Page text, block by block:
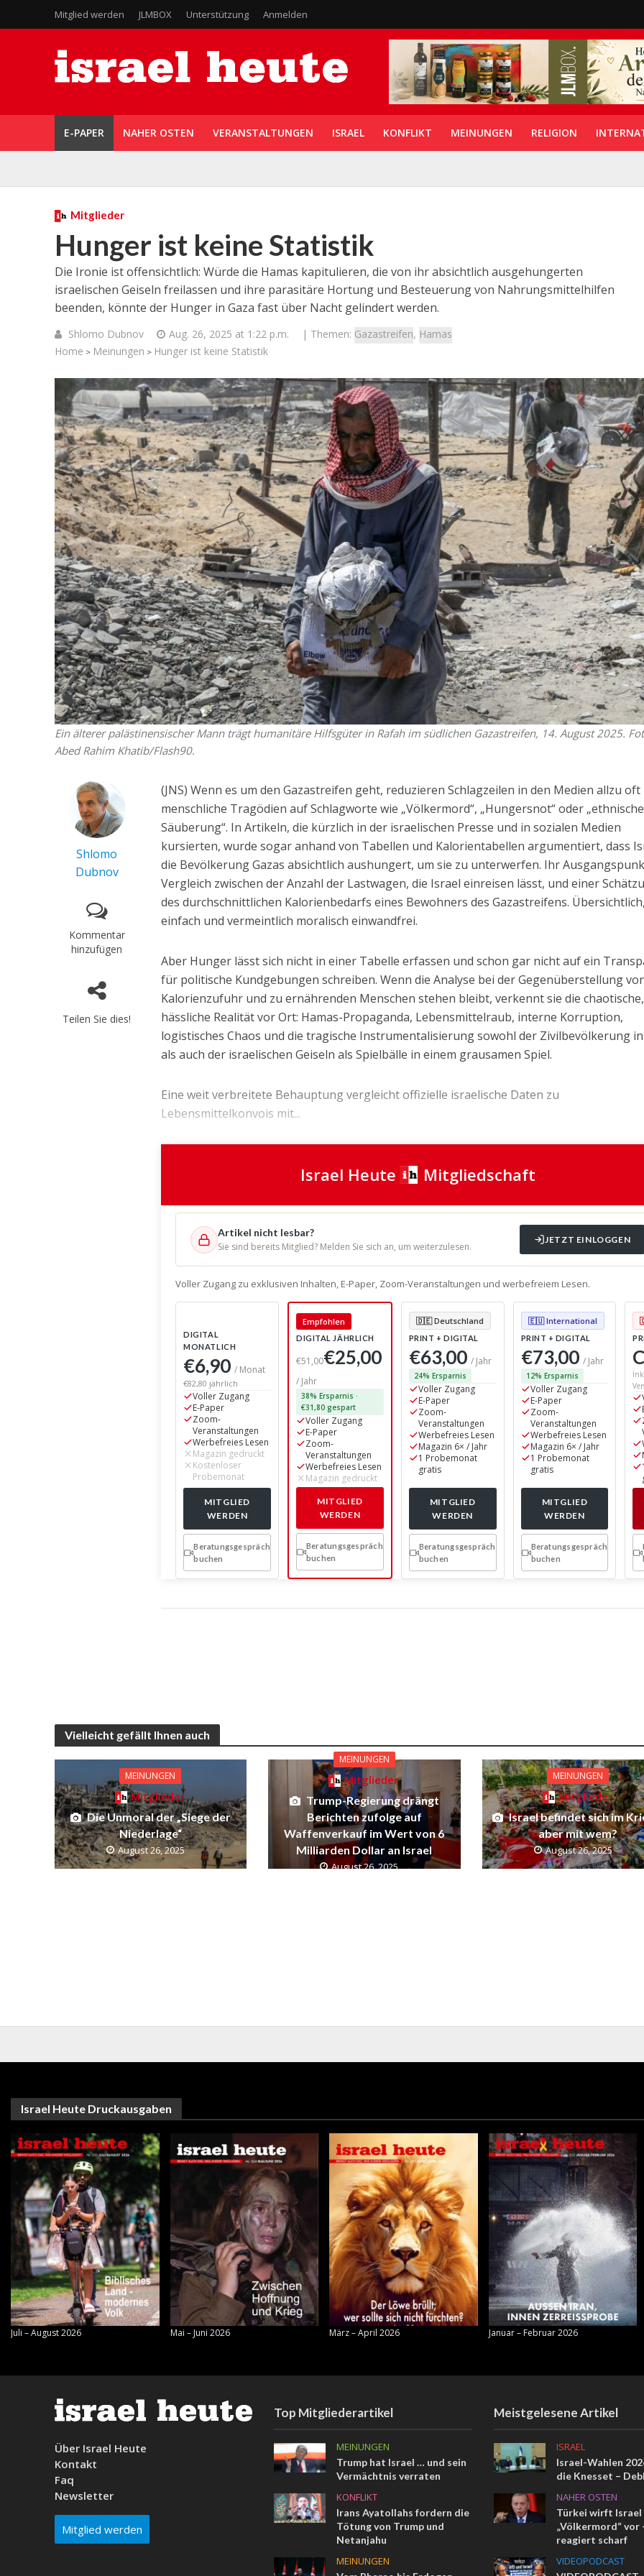
Mitglied werden JLMBOX Unterstützung Anmelden
E-PAPER NAHER OSTEN VERANSTALTUNGEN ISRAEL KONFLIKT MEINUNGEN RELIGION
Mitglieder
Hunger ist keine Statistik
Die Ironie ist offensichtlich: Würde die Hamas kapitulieren, die von ihr absichtlich ausgehungerten
israelischen Geiseln freilassen und ihre parasitäre Hortung und Besteuerung von Nahrungsmittelhilfen
beenden, könnte der Hunger in Gaza fast über Nacht gelindert werden.
Shlomo Dubnov Aug. 26, 2025 at 1:22 p.m. | Themen: Gazastreifen, Hamas
Home > Meinungen > Hunger ist keine Statistik
Ein älterer palästinensischer Mann trägt humanitäre Hilfsgüter in Rafah im südlichen Gazastreifen, 14. August 2025.
Abed Rahim Khatib/Flash90.
Shlomo
Dubnov
Kommentar
hinzufügen
Teilen Sie dies!
(JNS) Wenn es um den Gazastreifen geht, reduzieren Schlagzeilen in den Medien allzu oft
menschliche Tragödien auf Schlagworte wie „Völkermord“, „Hungersnot“ oder „ethnische
Säuberung“. In Artikeln, die kürzlich in der israelischen Presse und in sozialen Medien
kursierten, wurde sogar anhand von Tabellen und Kalorientabellen argumentiert, dass
die Bevölkerung Gazas absichtlich aushungert, um sie zu unterwerfen. Ihr
Vergleich zwischen der Anzahl der Lastwagen, die Israel einreisen lässt, und einer
des durchschnittlichen Kalorienbedarfs eines Bewohners des Gazastreifens.
einfach und vermeintlich moralisch einwandfrei.
Aber Hunger lässt sich nicht in einer Tabelle erfassen und schon gar nicht auf ein
für politische Kundgebungen schreiben. Wenn die Analyse bei der Gegenüberstellung
Kalorienzufuhr und zu ernährenden Menschen stehen bleibt, verkennt sie die
hässliche Realität vor Ort: Hamas-Propaganda, Lebensmittelraub, interne Korruption,
logistisches Chaos und die tragische Instrumentalisierung sowohl der Zivilbevölkerung in
als auch der israelischen Geiseln als Spielbälle in einem grausamen Spiel.
Eine weit verbreitete Behauptung vergleicht offizielle israelische Daten zu
Lebensmittelkonvois mit...
Israel Heute Mitgliedschaft
Artikel nicht lesbar?
Sie sind bereits Mitglied? Melden Sie sich an, um weiterzulesen.
JETZT EINLOGGEN
Voller Zugang zu exklusiven Inhalten, E-Paper, Zoom-Veranstaltungen und werbefreiem Lesen.
DIGITAL
MONATLICH
€6,90/ Monat
€82,80 jährlich
Voller Zugang
E-Paper
Zoom-
Veranstaltungen
Werbefreies Lesen
Magazin gedruckt
Kostenloser
Probemonat
MITGLIED
WERDEN
Beratungsgespräch
buchen
Empfohlen
DIGITAL JÄHRLICH
€51,00€25,00
/ Jahr
38% Ersparnis ·
€31,80 gespart
Voller Zugang
E-Paper
Zoom-
Veranstaltungen
Werbefreies Lesen
Magazin gedruckt
MITGLIED
WERDEN
Beratungsgespräch
buchen
🇩🇪 Deutschland
PRINT + DIGITAL
€63,00 / Jahr
24% Ersparnis
Voller Zugang
E-Paper
Zoom-
Veranstaltungen
Werbefreies Lesen
Magazin 6× / Jahr
1 Probemonat
gratis
MITGLIED
WERDEN
Beratungsgespräch
buchen
🇪🇺 International
PRINT + DIGITAL
€73,00 / Jahr
12% Ersparnis
Voller Zugang
E-Paper
Zoom-
Veranstaltungen
Werbefreies Lesen
Magazin 6× / Jahr
1 Probemonat
gratis
MITGLIED
WERDEN
Beratungsgespräch
buchen
Vielleicht gefällt Ihnen auch
MEINUNGEN
Mitglieder
Die Unmoral der „Siege der
Niederlage“
August 26, 2025
MEINUNGEN
Mitglieder
Trump-Regierung drängt
Berichten zufolge auf
Waffenverkauf im Wert von 6
Milliarden Dollar an Israel
August 26, 2025
MEINUNGEN
Mitglieder
Israel befindet sich im
aber mit wem?
August 26, 2025
Videopodcast
VIDEOPODCAST – AfD und
Israel: Verändert ein Gespräch
das israelische Bild der Partei?
Israel
Israelische Wahlen 2026:
die Knesset – Vladimir
Israel Heute Druckausgaben
Juli – August 2026 Mai – Juni 2026 März – April 2026 Januar – Februar 2026
Über Israel Heute
Kontakt
Faq
Newsletter
Mitglied werden
Top Mitgliederartikel
MEINUNGEN
Trump hat Israel … und sein
Vermächtnis verraten
KONFLIKT
Irans Ayatollahs fordern die
Tötung von Trump und
Netanjahu
MEINUNGEN
Meistgelesene Artikel
ISRAEL
Israel-Wahlen
die Knesset –
NAHER OSTEN
Türkei wirft Israel
„Völkermord“ vor
reagiert scharf
VIDEOPODCAST